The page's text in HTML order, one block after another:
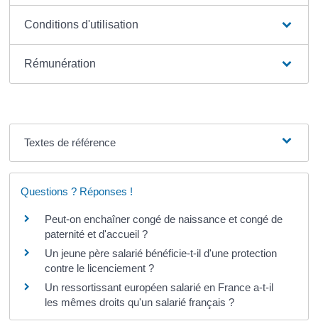
Conditions d'utilisation
Rémunération
Textes de référence
Questions ? Réponses !
Peut-on enchaîner congé de naissance et congé de
paternité et d'accueil ?
Un jeune père salarié bénéficie-t-il d'une protection
contre le licenciement ?
Un ressortissant européen salarié en France a-t-il
les mêmes droits qu'un salarié français ?